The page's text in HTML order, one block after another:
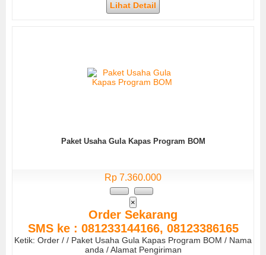
Lihat Detail
Paket Usaha Gula Kapas Program BOM
Rp 7.360.000
×
Order Sekarang
SMS ke : 081233144166, 08123386165
Ketik: Order / / Paket Usaha Gula Kapas Program BOM / Nama
anda / Alamat Pengiriman